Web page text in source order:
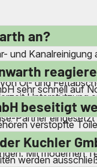
an?
und
und
Öl- und
Unterstützung
sehr schnell auf
sind darauf
Partner
beseitigt
verstopfte
Kanäle werden
Mit modernen
Kuchler
werden